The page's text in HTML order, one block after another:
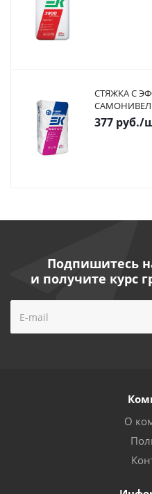
СТЯЖКА С
377 руб./
Подпишитесь
и получите курс
О